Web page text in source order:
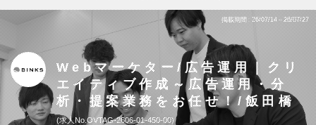
掲載期間 26/07/14～26/07/27
Webマーケター/広告運用｜クリ
エイティブ作成～広告運用・分
析・提案業務をお任せ！/飯田橋
求人No.OVTAG-2606-01-450-00